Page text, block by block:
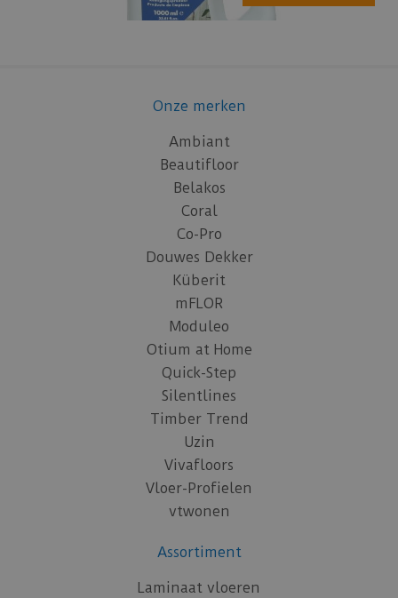
Onze merken
Ambiant
Beautifloor
Belakos
Coral
Co-Pro
Douwes Dekker
Küberit
mFLOR
Moduleo
Otium at Home
Quick-Step
Silentlines
Timber Trend
Uzin
Vivafloors
Vloer-Profielen
vtwonen
Assortiment
Laminaat vloeren